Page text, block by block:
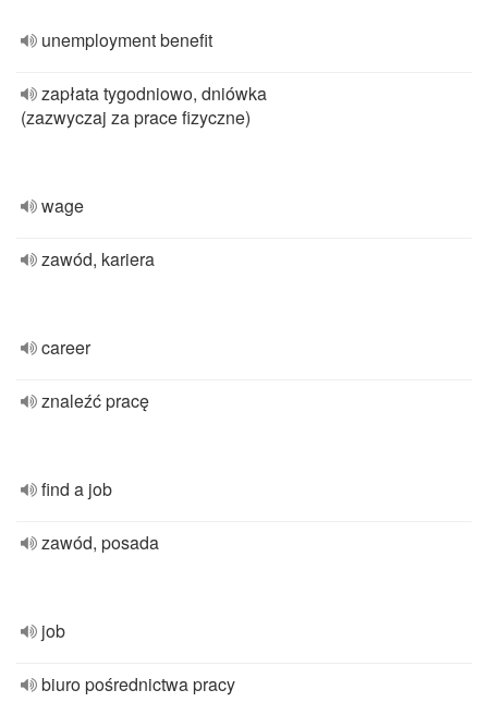
unemployment benefit
zapłata tygodniowo, dniówka
(zazwyczaj za prace fizyczne)
wage
zawód, kariera
career
znaleźć pracę
find a job
zawód, posada
job
biuro pośrednictwa pracy